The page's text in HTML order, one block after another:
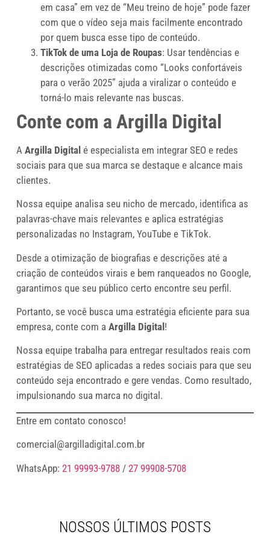
em casa” em vez de “Meu treino de hoje” pode fazer
com que o vídeo seja mais facilmente encontrado
por quem busca esse tipo de conteúdo.
TikTok de uma Loja de Roupas: Usar tendências e
descrições otimizadas como “Looks confortáveis
para o verão 2025” ajuda a viralizar o conteúdo e
torná-lo mais relevante nas buscas.
Conte com a Argilla Digital
AArgilla Digital é especialista em integrar SEO e redes
sociais para que sua marca se destaque e alcance mais
clientes.
Nossa equipe analisa seu nicho de mercado, identifica as
palavras-chave mais relevantes e aplica estratégias
personalizadas no Instagram, YouTube e TikTok.
Desde a otimização de biografias e descrições até a
criação de conteúdos virais e bem ranqueados no Google,
garantimos que seu público certo encontre seu perfil.
Portanto, se você busca uma estratégia eficiente para sua
empresa, conte com aArgilla Digital !
Nossa equipe trabalha para entregar resultados reais com
estratégias de SEO aplicadas a redes sociais para que seu
conteúdo seja encontrado e gere vendas. Como resultado,
impulsionando sua marca no digital.
Entre em contato conosco!
comercial@argilladigital.com.br
WhatsApp: 21 99993-9788 / 27 99908-5708
NOSSOS ÚLTIMOS POSTS